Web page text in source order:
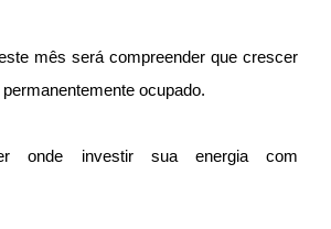
mês será compreender que crescer
ocupado.
onde investir sua energia com